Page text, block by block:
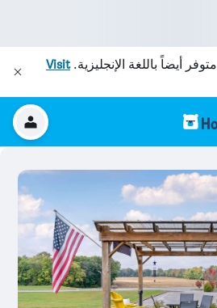
متوفر أيضاً باللغة الإنجليزية.Visit